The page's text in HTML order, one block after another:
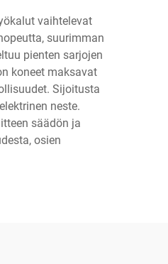
vaihtelevat
suurimman
pienten sarjojen
koneet maksavat
Sijoitusta
neste.
säädön ja
osien